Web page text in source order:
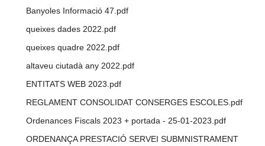
Banyoles Informació 47.pdf
queixes dades 2022.pdf
queixes quadre 2022.pdf
altaveu ciutadà any 2022.pdf
ENTITATS WEB 2023.pdf
REGLAMENT CONSOLIDAT CONSERGES ESCOLES.pdf
Ordenances Fiscals 2023 + portada - 25-01-2023.pdf
ORDENANÇA PRESTACIÓ SERVEI SUBMNISTRAMENT